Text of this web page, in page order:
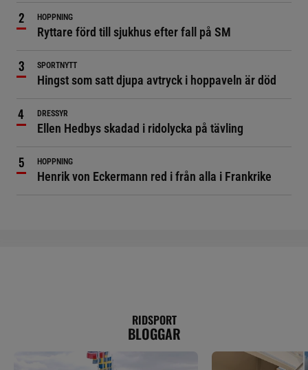
HOPPNING
Ryttare förd till sjukhus efter fall på SM
SPORTNYTT
Hingst som satt djupa avtryck i hoppaveln är död
DRESSYR
Ellen Hedbys skadad i ridolycka på tävling
HOPPNING
Henrik von Eckermann red i från alla i Frankrike
RIDSPORT
BLOGGAR